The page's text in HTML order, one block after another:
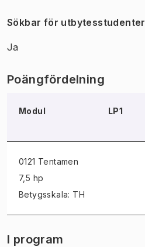
Sökbar för utbytesstudenter
Ja
Poängfördelning
Modul LP1
0121 Tentamen
7,5 hp
Betygsskala: TH
I program